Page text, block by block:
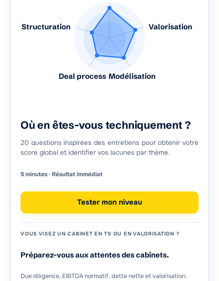
Valorisation
Modélisation
Deal process
Structuration
Où en êtes-vous techniquement ?
20 questions inspirées des entretiens pour obtenir votre
score global et identifier vos lacunes par thème.
5 minutes · Résultat immédiat
Tester mon niveau
VOUS VISEZ UN CABINET EN TS OU EN VALORISATION ?
Préparez-vous aux attentes des cabinets.
Due diligence, EBITDA normatif, dette nette et valorisation.